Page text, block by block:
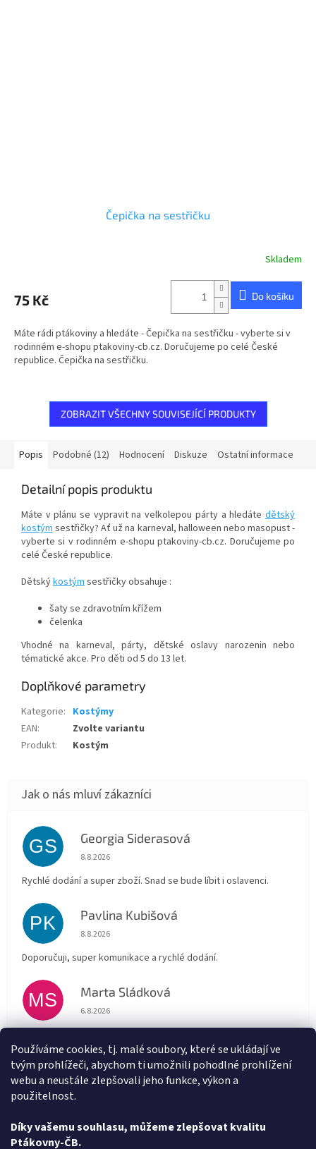
Používáme cookies, tj. malé soubory, které se ukládají ve
tvým prohlížeči, abychom ti umožnili pohodlné prohlížení
webu a neustále zlepšovali jeho funkce, výkon a
použitelnost.
Díky vašemu souhlasu, můžeme zlepšovat kvalitu
Ptákovny-ČB.
Čepička na sestřičku
Skladem
75 Kč Do košíku
Máte rádi ptákoviny a hledáte - Čepička na sestřičku - vyberte si v
rodinném e-shopu ptakoviny-cb.cz. Doručujeme po celé České
republice. Čepička na sestřičku.
ZOBRAZIT VŠECHNY SOUVISEJÍCÍ PRODUKTY
Popis Podobné (12) Hodnocení Diskuze Ostatní informace
Detailní popis produktu
Máte v plánu se vypravit na velkolepou párty a hledáte dětský
kostýmsestřičky? Ať už na karneval, halloween nebo masopust -
vyberte si v rodinném e-shopu ptakoviny-cb.cz. Doručujeme po
celé České republice.
Dětskýkostýmsestřičky obsahuje :
šaty se zdravotním křížem
čelenka
Vhodné na karneval, párty, dětské oslavy narozenin nebo
tématické akce. Pro děti od 5 do 13 let.
Doplňkové parametry
Kategorie: Kostýmy
EAN:
Zvolte variantu
Produkt: Kostým
GS Georgia Siderasová
Hodnocení obchodu je 5 z 5 hvězdiček.
8.8.2026
Rychlé dodání a super zboží. Snad se bude líbit i oslavenci.
PK Pavlina Kubišová
Hodnocení obchodu je 5 z 5 hvězdiček.
8.8.2026
Doporučuji, super komunikace a rychlé dodání.
MS Marta Sládková
Hodnocení obchodu je 5 z 5 hvězdiček.
6.8.2026
AT Alena Trchova
Hodnocení obchodu je 5 z 5 hvězdiček.
5.8.2026